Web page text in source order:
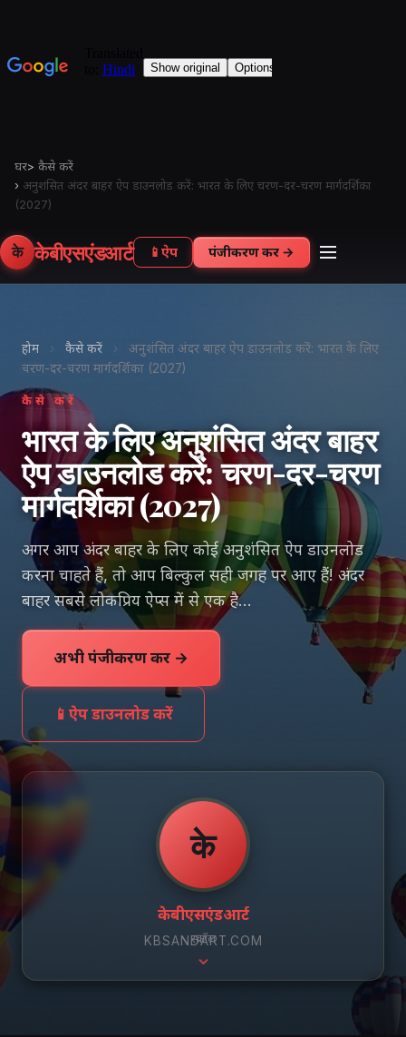
घर> कैसे करें
› अनुशंसित अंदर बाहर ऐप डाउनलोड करें: भारत के लिए चरण-दर-चरण मार्गदर्शिका
(2027)
के केबीएसएंडआर्ट 📱 ऐप पंजीकरण करें →
होम › कैसे करें ›
अनुशंसित अंदर बाहर ऐप डाउनलोड करें: भारत के लिए
चरण-दर-चरण मार्गदर्शिका (2027)
कैसे करें
भारत के लिए अनुशंसित अंदर बाहर
ऐप डाउनलोड करें: चरण-दर-चरण
मार्गदर्शिका (2027)
अगर आप अंदर बाहर के लिए कोई अनुशंसित ऐप डाउनलोड
करना चाहते हैं, तो आप बिल्कुल सही जगह पर आए हैं! अंदर
बाहर सबसे लोकप्रिय ऐप्स में से एक है…
अभी पंजीकरण करें →
📱 ऐप डाउनलोड करें
के
केबीएसएंडआर्ट
KBSANDART.COM
स्क्रॉल